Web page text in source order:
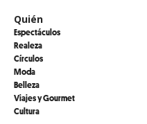
Quién
Espectáculos
Realeza
Círculos
Moda
Belleza
Viajes y Gourmet
Cultura